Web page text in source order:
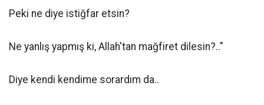
Peki ne diye istiğfar etsin?
Ne yanlış yapmış ki, Allah'tan mağfiret dilesin?.."
Diye kendi kendime sorardım da..